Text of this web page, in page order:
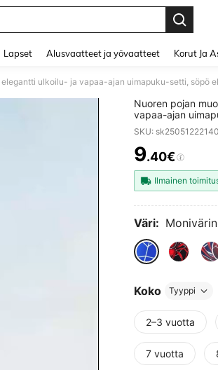
Lapset Alusvaatteet ja yövaatteet Korut Ja
Nuoren pojan
vapaa-ajan
digitaaliprintti,
UV-suojapaita
SKU:
PRICE
9.40€
Ilmainen
Väri:
Koko Tyyppi
2–3 vuotta
7 vuotta